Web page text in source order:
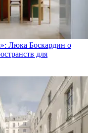
Люка Боскардин о
для